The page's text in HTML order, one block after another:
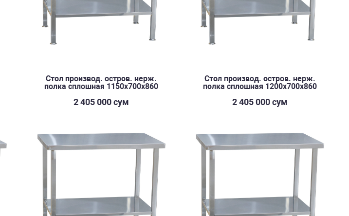
Стол производ. остров. нерж.
полка сплошная 1150х700х860
2 405 000 сум
Стол производ. остров. нерж.
полка сплошная 1200х700х860
2 405 000 сум